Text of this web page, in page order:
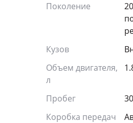
Поколение
Кузов
Объем двигателя,
л
Пробег
Коробка передач